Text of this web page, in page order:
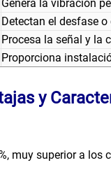
Genera la vibración
Detectan el desfase
Procesa la señal y la
Proporciona
y
muy superior a